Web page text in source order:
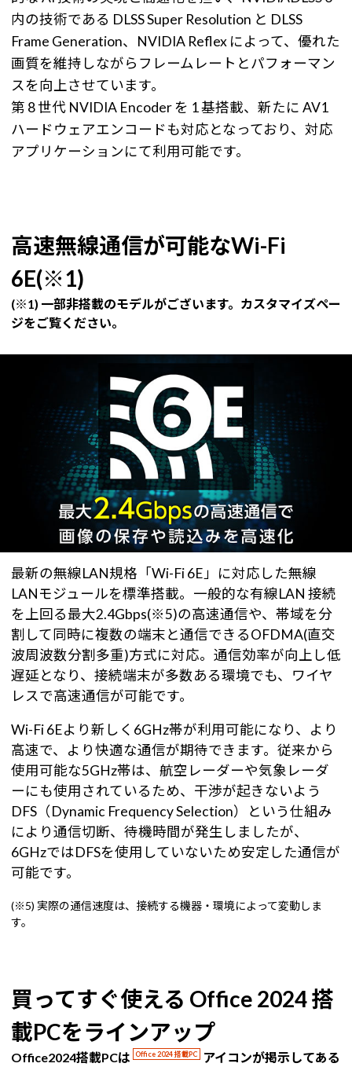
内の技術である DLSS Super Resolution と DLSS
Frame Generation、NVIDIA Reflex によって、優れた
画質を維持しながらフレームレートとパフォーマン
スを向上させています。
第 8 世代 NVIDIA Encoder を 1 基搭載、新たに AV1
ハードウェアエンコードも対応となっており、対応
アプリケーションにて利用可能です。
高速無線通信が可能なWi-Fi
6E(※1)
(※1) 一部非搭載のモデルがございます。カスタマイズペー
ジをご覧ください。
最新の無線LAN規格「Wi-Fi 6E」に対応した無線
LANモジュールを標準搭載。一般的な有線LAN 接続
を上回る最大2.4Gbps(※5)の高速通信や、帯域を分
割して同時に複数の端末と通信できるOFDMA(直交
波周波数分割多重)方式に対応。通信効率が向上し低
遅延となり、接続端末が多数ある環境でも、ワイヤ
レスで高速通信が可能です。
Wi-Fi 6Eより新しく6GHz帯が利用可能になり、より
高速で、より快適な通信が期待できます。従来から
使用可能な5GHz帯は、航空レーダーや気象レーダ
ーにも使用されているため、干渉が起きないよう
DFS（Dynamic Frequency Selection）という仕組み
により通信切断、待機時間が発生しましたが、
6GHzではDFSを使用していないため安定した通信が
可能です。
(※5) 実際の通信速度は、接続する機器・環境によって変動しま
す。
買ってすぐ使える Office 2024 搭
載PCをラインアップ
Office2024搭載PCは Office 2024 搭載PC
アイコンが掲示してある